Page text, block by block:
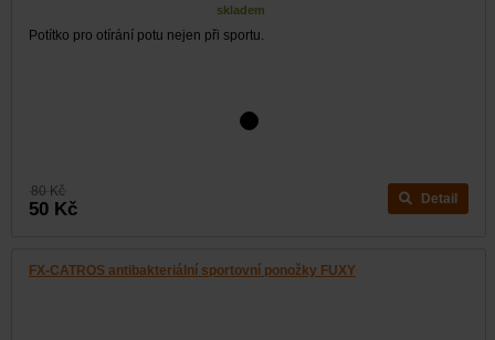
skladem
Potítko pro otírání potu nejen při sportu.
80 Kč
50 Kč Detail
FX-CATROS antibakteriální sportovní ponožky FUXY